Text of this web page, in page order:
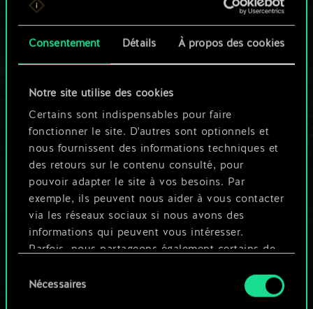
Consentement Détails À propos des cookies
Notre site utilise des cookies
Certains sont indispensables pour faire
fonctionner le site. D'autres sont optionnels et
nous fournissent des informations techniques et
des retours sur le contenu consulté, pour
pouvoir adapter le site à vos besoins. Par
exemple, ils peuvent nous aider à vous contacter
via les réseaux sociaux si nous avons des
informations qui peuvent vous intéresser.
Parfois, nous partageons également certains de
ces cookies optionnels ne seront appliqués
duNécessaires
n'est qu'un jeu de
cartes partagé.
Mais cela peut être
tellement plus !
Nommer ce jeu et créer un guide
OU
Parcourir les jeux de la communauté